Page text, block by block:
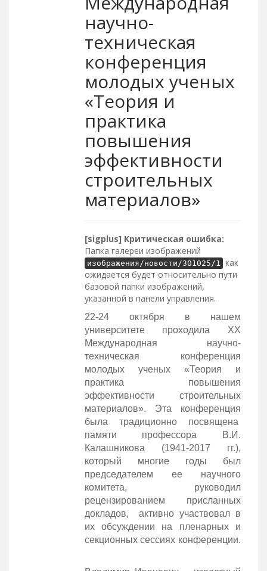
научно-
техническая
конференция
молодых ученых
«Теория и
практика
повышения
эффективности
строительных
материалов»
[sigplus] Критическая ошибка:
Папка галереи изображений
изображения/новости/301025/1 как
ожидается будет относительно пути
базовой папки изображений,
указанной в панели управления.
22-24 октября в нашем
университете проходила XX
Международная научно-
техническая конференция
молодых ученых «Теория и
практика повышения
эффективности строительных
материалов». Эта конференция
была традиционно посвящена
памяти профессора В.И.
Калашникова (1941-2017 гг.),
который многие годы был
председателем ее научного
комитета, руководил
рецензированием присланных
докладов, активно участвовал в
их обсуждении на пленарных и
секционных сессиях конференции.